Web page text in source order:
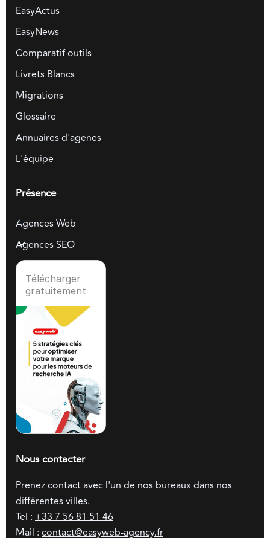
EasyActus
EasyNews
Comparatif outils
Livrets Blancs
Migrations
Glossaire
Annuaires d'agenes
L'équipe
Présence
Agences Web
Agences SEO
Télécharger
gratuitement
Nous contacter
Prenez contact avec l'un de nos bureaux dans nos
différentes villes.
Tel : +33 7 56 81 51 46
Mail : contact@easyweb-agency.fr